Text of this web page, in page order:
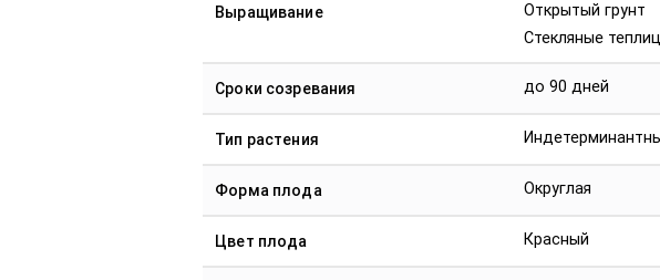
Выращивание
Открытый грунт
Стекляные
Сроки созревания до 90 дней
Тип растения
Форма плода Округлая
Цвет плода Красный